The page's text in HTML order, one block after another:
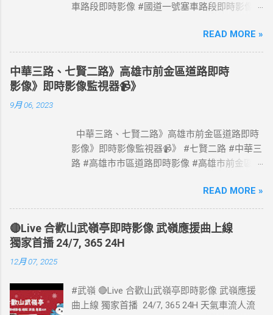
車路段即時影像 #國道一號塞車路段即時影像 #
#國道1號塞車路段 #Taiwan #Live #freeway #
高速公路即時影像 #高速公路 即時了解路況，
以免塞車。 影像資料來源：交通部高速公路局
政府網站資料開放宣告
https://www.freeway.gov.tw/Publish.aspx?
READ MORE »
中華三路、七賢二路》高雄市前金區道路即時
影像》即時影像監視器📹》
9月 06, 2023
中華三路、七賢二路》高雄市前金區道路即時
影像》即時影像監視器📹》 #七賢二路 #中華三
路 #高雄市市區道路即時影像 #高雄市前金區道
READ MORE »
🔴Live 合歡山武嶺亭即時影像 武嶺應援曲上線
獨家首播 24/7, 365 24H
12月 07, 2025
#武嶺 🔴Live 合歡山武嶺亭即時影像 武嶺應援
曲上線 獨家首播 24/7, 365 24H 天氣車流人流